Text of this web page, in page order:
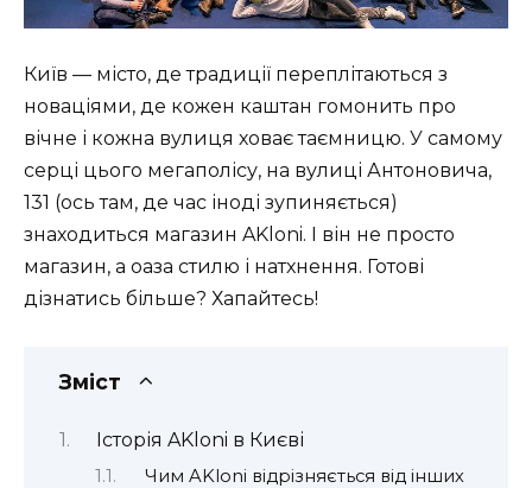
Київ — місто, де традиції переплітаються з
новаціями, де кожен каштан гомонить про
вічне і кожна вулиця ховає таємницю. У самому
серці цього мегаполісу, на вулиці Антоновича,
131 (ось там, де час іноді зупиняється)
знаходиться магазин AKloni. І він не просто
магазин, а оаза стилю і натхнення. Готові
дізнатись більше? Хапайтесь!
Зміст
Історія AKloni в Києві
Чим AKloni відрізняється від інших